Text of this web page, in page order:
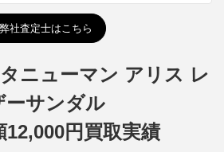
弊社査定士はこちら
ニューマン アリス レ
ーサンダル
12,000円買取実績